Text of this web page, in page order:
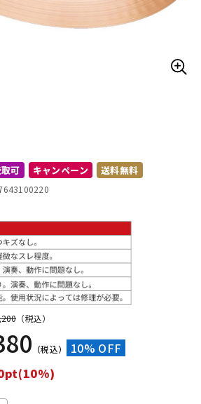
可 キャンペーン 送料無料
（税込）
（税込） 10% OFF